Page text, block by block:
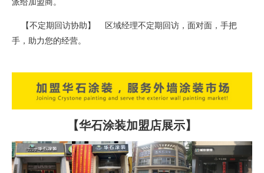
派给加盟商。
【不定期回访协助】 区域经理不定期回访，面对面，手把
手，助力您的经营。
【华石涂装加盟店展示】